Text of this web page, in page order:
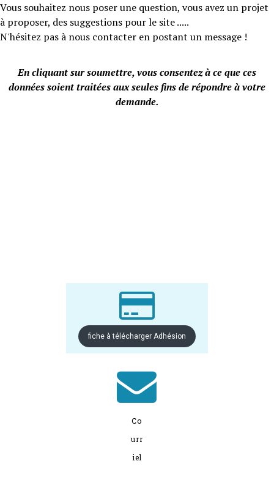
Vous souhaitez nous poser une question, vous avez un projet
à proposer, des suggestions pour le site .....
N'hésitez pas à nous contacter en postant un message !
En cliquant sur soumettre, vous consentez à ce que ces
données soient traitées aux seules fins de répondre à votre
demande.

fiche à télécharger Adhésion

Co
urr
iel